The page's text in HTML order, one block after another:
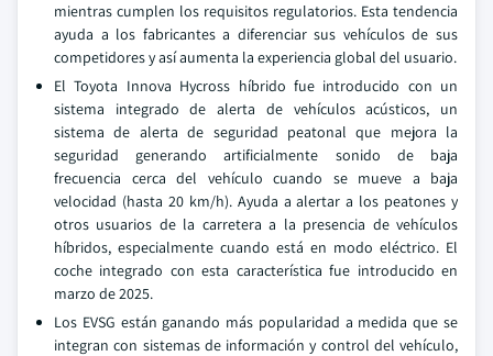
mientras cumplen los requisitos regulatorios. Esta tendencia
ayuda a los fabricantes a diferenciar sus vehículos de sus
competidores y así aumenta la experiencia global del usuario.
El Toyota Innova Hycross híbrido fue introducido con un
sistema integrado de alerta de vehículos acústicos, un
sistema de alerta de seguridad peatonal que mejora la
seguridad generando artificialmente sonido de baja
frecuencia cerca del vehículo cuando se mueve a baja
velocidad (hasta 20 km/h). Ayuda a alertar a los peatones y
otros usuarios de la carretera a la presencia de vehículos
híbridos, especialmente cuando está en modo eléctrico. El
coche integrado con esta característica fue introducido en
marzo de 2025.
Los EVSG están ganando más popularidad a medida que se
integran con sistemas de información y control del vehículo,